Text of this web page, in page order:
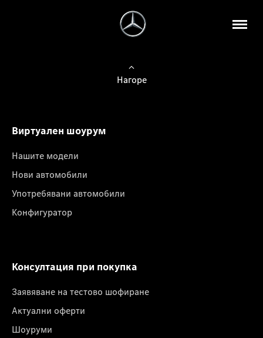
Нагоре
Виртуален шоурум
Нашите модели
Нови автомобили
Употребявани автомобили
Конфигуратор
Консултация при покупка
Заявяване на тестово шофиране
Актуални оферти
Шоуруми